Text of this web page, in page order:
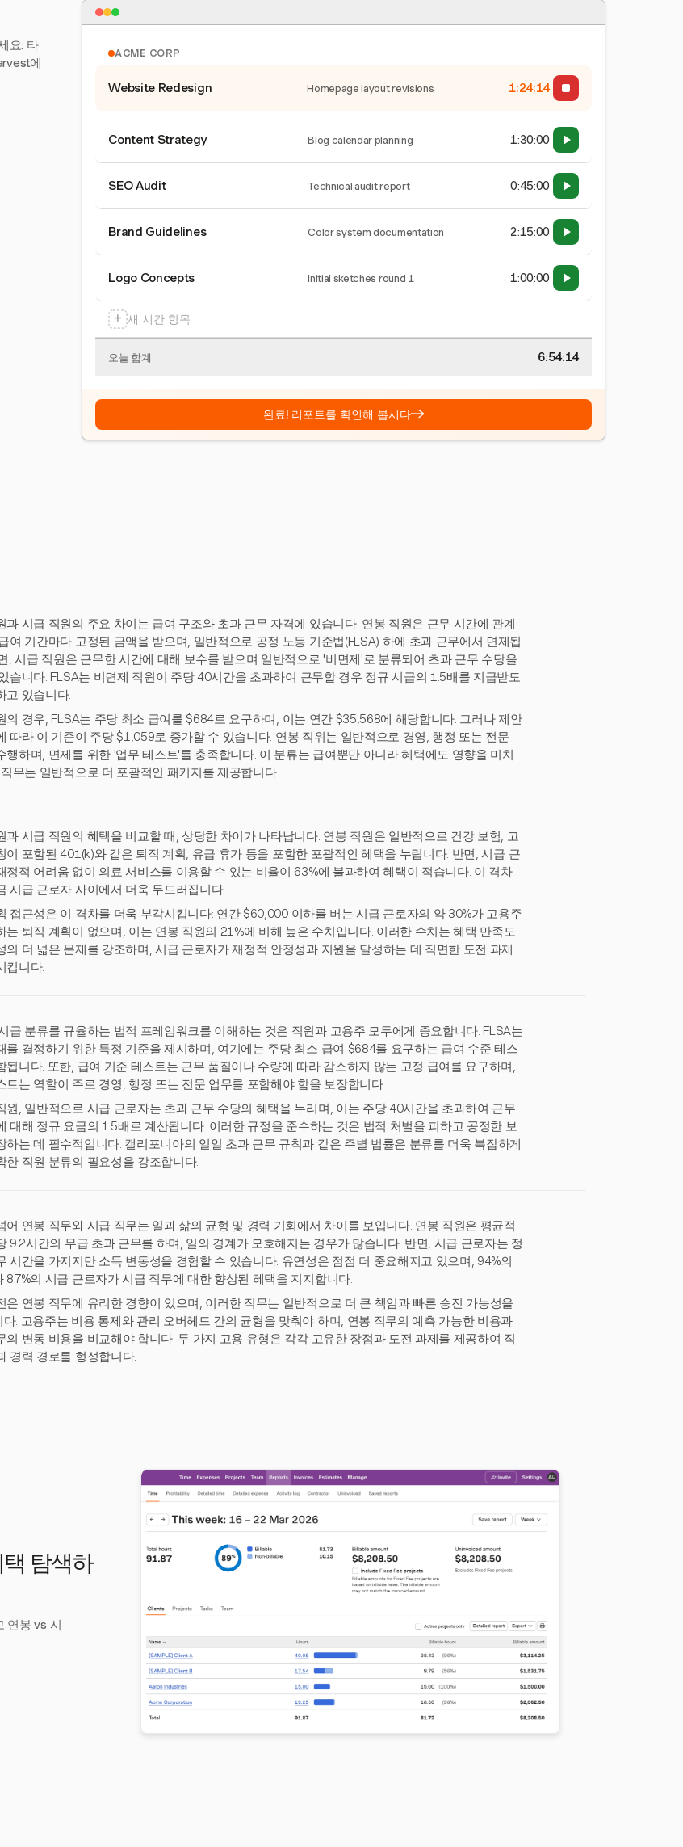
요: 타
에
ACME CORP
Website Redesign Homepage layout revisions 1:24:15
Content Strategy Blog calendar planning 1:30:00
SEO Audit Technical audit report 0:45:00
Brand Guidelines Color system documentation 2:15:00
Logo Concepts Initial sketches round 1 1:00:00
+ 새 시간 항목
오늘 합계 6:54:15
완료! 리포트를 확인해 봅시다→
과 시급 직원의 주요 차이는 급여 구조와 초과 근무 자격에 있습니다. 연봉 직원은 근무 시간에 관계
여 기간마다 고정된 금액을 받으며, 일반적으로 공정 노동 기준법(FLSA) 하에 초과 근무에서 면제됩
, 시급 직원은 근무한 시간에 대해 보수를 받으며 일반적으로 '비면제'로 분류되어 초과 근무 수당을
습니다. FLSA는 비면제 직원이 주당 40시간을 초과하여 근무할 경우 정규 시급의 1.5배를 지급받도
고 있습니다.
의 경우, FLSA는 주당 최소 급여를 $684로 요구하며, 이는 연간 $35,568에 해당합니다. 그러나 제안
따라 이 기준이 주당 $1,059로 증가할 수 있습니다. 연봉 직위는 일반적으로 경영, 행정 또는 전문
행하며, 면제를 위한 '업무 테스트'를 충족합니다. 이 분류는 급여뿐만 아니라 혜택에도 영향을 미치
무는 일반적으로 더 포괄적인 패키지를 제공합니다.
과 시급 직원의 혜택을 비교할 때, 상당한 차이가 나타납니다. 연봉 직원은 일반적으로 건강 보험, 고
이 포함된 401(k)와 같은 퇴직 계획, 유급 휴가 등을 포함한 포괄적인 혜택을 누립니다. 반면, 시급 근
정적 어려움 없이 의료 서비스를 이용할 수 있는 비율이 63%에 불과하여 혜택이 적습니다. 이 격차
시급 근로자 사이에서 더욱 두드러집니다.
접근성은 이 격차를 더욱 부각시킵니다: 연간 $60,000 이하를 버는 시급 근로자의 약 30%가 고용주
는 퇴직 계획이 없으며, 이는 연봉 직원의 21%에 비해 높은 수치입니다. 이러한 수치는 혜택 만족도
의 더 넓은 문제를 강조하며, 시급 근로자가 재정적 안정성과 지원을 달성하는 데 직면한 도전 과제
킵니다.
급 분류를 규율하는 법적 프레임워크를 이해하는 것은 직원과 고용주 모두에게 중요합니다. FLSA는
를 결정하기 위한 특정 기준을 제시하며, 여기에는 주당 최소 급여 $684를 요구하는 급여 수준 테스
됩니다. 또한, 급여 기준 테스트는 근무 품질이나 수량에 따라 감소하지 않는 고정 급여를 요구하며,
트는 역할이 주로 경영, 행정 또는 전문 업무를 포함해야 함을 보장합니다.
원, 일반적으로 시급 근로자는 초과 근무 수당의 혜택을 누리며, 이는 주당 40시간을 초과하여 근무
대해 정규 요금의 1.5배로 계산됩니다. 이러한 규정을 준수하는 것은 법적 처벌을 피하고 공정한 보
하는 데 필수적입니다. 캘리포니아의 일일 초과 근무 규칙과 같은 주별 법률은 분류를 더욱 복잡하게
한 직원 분류의 필요성을 강조합니다.
어 연봉 직무와 시급 직무는 일과 삶의 균형 및 경력 기회에서 차이를 보입니다. 연봉 직원은 평균적
9.2시간의 무급 초과 근무를 하며, 일의 경계가 모호해지는 경우가 많습니다. 반면, 시급 근로자는 정
시간을 가지지만 소득 변동성을 경험할 수 있습니다. 유연성은 점점 더 중요해지고 있으며, 94%의
87%의 시급 근로자가 시급 직무에 대한 향상된 혜택을 지지합니다.
은 연봉 직무에 유리한 경향이 있으며, 이러한 직무는 일반적으로 더 큰 책임과 빠른 승진 가능성을
다. 고용주는 비용 통제와 관리 오버헤드 간의 균형을 맞춰야 하며, 연봉 직무의 예측 가능한 비용과
의 변동 비용을 비교해야 합니다. 두 가지 고용 유형은 각각 고유한 장점과 도전 과제를 제공하여 직
경력 경로를 형성합니다.
탐색하
연봉 vs 시